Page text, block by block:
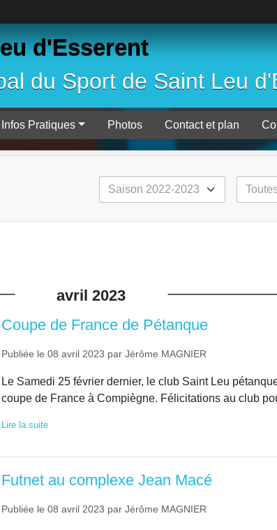
d'Esserent
du Sport de Saint Leu
Infos Pratiques Photos Contact et plan
avril 2023
Coupe de France de Pétanque
Publiée le 08 avril 2023 par Jérôme MAGNIER
Le Samedi 25 février dernier, le club Saint Leu
coupe de France à Compiègne. Félicitations au club
Lire la suite
Futnet au complexe Jean Macé
Publiée le 08 avril 2023 par Jérôme MAGNIER